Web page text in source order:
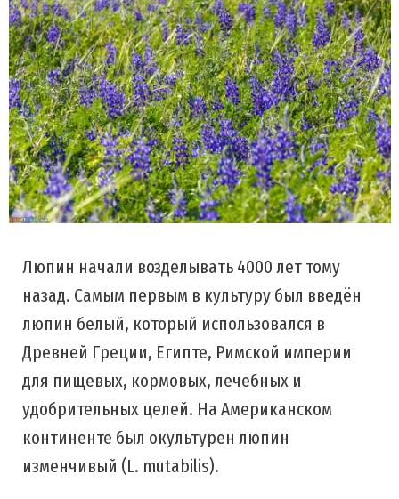
Люпин начали возделывать 4000 лет тому
назад. Самым первым в культуру был введён
люпин белый, который использовался в
Древней Греции, Египте, Римской империи
для пищевых, кормовых, лечебных и
удобрительных целей. На Американском
континенте был окультурен люпин
изменчивый (L. mutabilis).